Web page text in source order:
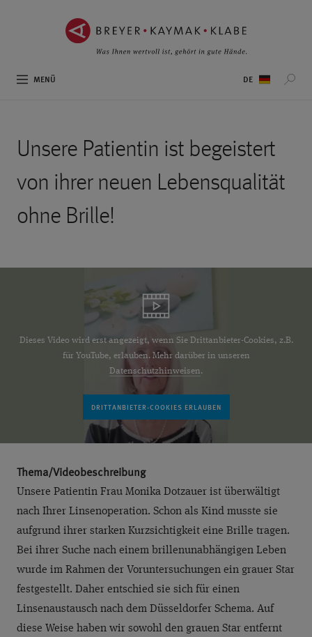
MENÜ
Unsere Patientin ist begeistert
von ihrer neuen Lebensqualität
ohne Brille!
Dieses Video wird erst angezeigt, wenn Sie Drittanbieter-Cookies, z.B.
für YouTube, erlauben. Mehr darüber in unseren
Datenschutzhinweisen.
Thema/Videobeschreibung
Unsere Patientin Frau Monika Dotzauer ist überwältigt
nach Ihrer Linsenoperation. Schon als Kind musste sie
aufgrund ihrer starken Kurzsichtigkeit eine Brille tragen.
Bei ihrer Suche nach einem brillenunabhängigen Leben
wurde im Rahmen der Voruntersuchungen ein grauer Star
festgestellt. Daher entschied sie sich für einen
Linsenaustausch nach dem Düsseldorfer Schema. Auf
diese Weise haben wir sowohl den grauen Star entfernt